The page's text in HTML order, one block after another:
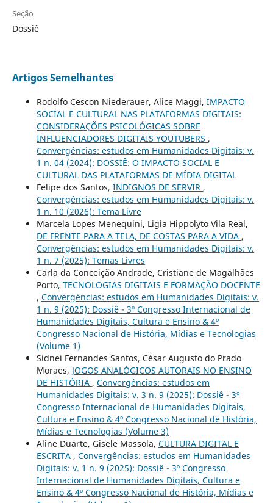
Seção
Dossiê
Artigos Semelhantes
Rodolfo Cescon Niederauer, Alice Maggi, IMPACTO
SOCIAL E CULTURAL NAS PLATAFORMAS DIGITAIS:
CONSIDERAÇÕES PSICOLÓGICAS SOBRE
INFLUENCIADORES DIGITAIS YOUTUBERS ,
Convergências: estudos em Humanidades Digitais: v.
1 n. 04 (2024): DOSSIÊ: O IMPACTO SOCIAL E
CULTURAL DAS PLATAFORMAS DE MÍDIA DIGITAL
Felipe dos Santos, INDIGNOS DE SERVIR ,
Convergências: estudos em Humanidades Digitais: v.
1 n. 10 (2026): Tema Livre
Marcela Lopes Menequini, Ligia Hippolyto Vila Real,
DE FRENTE PARA A TELA, DE COSTAS PARA A VIDA ,
Convergências: estudos em Humanidades Digitais: v.
1 n. 7 (2025): Temas Livres
Carla da Conceição Andrade, Cristiane de Magalhães
Porto, TECNOLOGIAS DIGITAIS E FORMAÇÃO DOCENTE
, Convergências: estudos em Humanidades Digitais: v.
1 n. 9 (2025): Dossiê - 3º Congresso Internacional de
Humanidades Digitais, Cultura e Ensino & 4º
Congresso Nacional de História, Mídias e Tecnologias
(Volume 1)
Sidnei Fernandes Santos, César Augusto do Prado
Moraes, JOGOS ANALÓGICOS AUTORAIS NO ENSINO
DE HISTÓRIA , Convergências: estudos em
Humanidades Digitais: v. 3 n. 9 (2025): Dossiê - 3º
Congresso Internacional de Humanidades Digitais,
Cultura e Ensino & 4º Congresso Nacional de História,
Mídias e Tecnologias (Volume 3)
Aline Duarte, Gisele Massola, CULTURA DIGITAL E
ESCRITA , Convergências: estudos em Humanidades
Digitais: v. 1 n. 9 (2025): Dossiê - 3º Congresso
Internacional de Humanidades Digitais, Cultura e
Ensino & 4º Congresso Nacional de História, Mídias e